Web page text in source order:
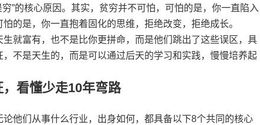
”的核心原因。其实，贫穷并不可怕，可怕的是，你一直陷入
的是，你一直抱着固化的思维，拒绝改变，拒绝成长。
就富有，也不是比你更拼命，而是他们跳出了这些误区，具
不是天生的，而是可以通过后天的学习和实践，慢慢培养起
看懂少走10年弯路
他们从事什么行业，出身如何，都具备以下8个共同的核心